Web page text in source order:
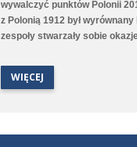
wywalczyć punktów Polonii
z Polonią 1912 był wyrównany
zespoły stwarzały sobie
końcówka spotkania, kiedy to
minucie goście zdobyli bramki
WIĘCEJ